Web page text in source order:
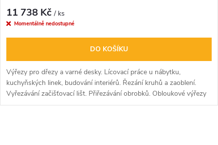
11 738 Kč/ ks
Momentálně nedostupné
DO KOŠÍKU
Výřezy pro dřezy a varné desky. Lícovací práce u nábytku,
kuchyňských linek, budování interiérů. Řezání kruhů a zaoblení.
Vyřezávání začišťovací lišt. Přiřezávání obrobků. Obloukové výřezy
v trámech. Řezání zespodu